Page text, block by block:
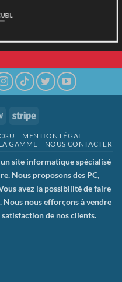
PayPal Stripe
MENTION LÉGAL
GAMME NOUS CONTACTER
un site informatique spécialisé
Nous proposons des PC,
avez la possibilité de faire
nous efforçons à vendre
de nos clients.